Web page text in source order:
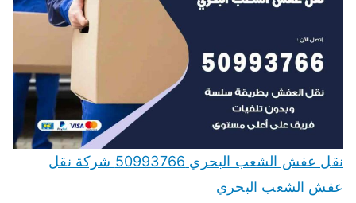
نقل عفش الشعب البحري 50993766 شركة نقل
عفش الشعب البحري